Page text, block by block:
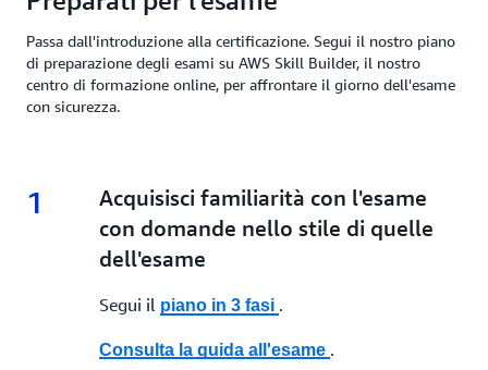
Passa dall'introduzione alla certificazione. Segui il nostro piano
di preparazione degli esami su AWS Skill Builder, il nostro
centro di formazione online, per affrontare il giorno dell'esame
con sicurezza.
1 1.
Acquisisci familiarità con l'esame
con domande nello stile di quelle
dell'esame
Segui il piano in 3 fasi .
Consulta la guida all'esame .